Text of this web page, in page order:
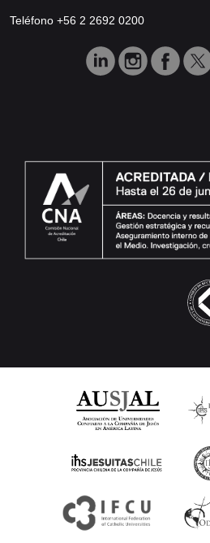
Teléfono +56 2 2692 0200